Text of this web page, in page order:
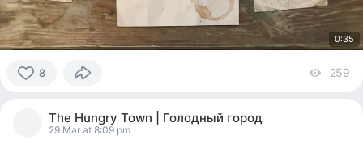
0:35
8 259
The Hungry Town | Голодный город
29 Mar at 8:09 pm